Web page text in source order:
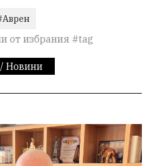
от избрания #tag
/ Новини